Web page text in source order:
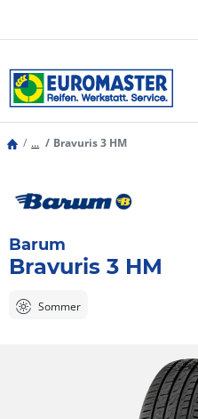
... Bravuris 3 HM
Barum
Bravuris 3 HM
Sommer